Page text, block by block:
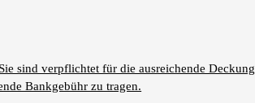
sind verpflichtet für die ausreichende Deckung
Bankgebühr zu tragen.